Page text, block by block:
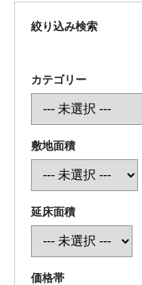
絞り込み検索
カテゴリー
敷地面積
延床面積
価格帯